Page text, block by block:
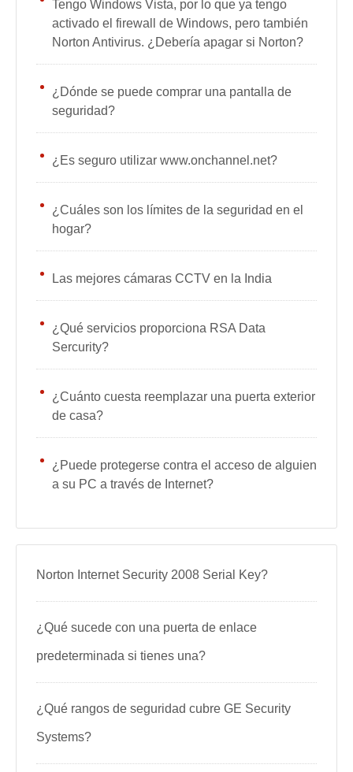
Tengo Windows Vista, por lo que ya tengo
activado el firewall de Windows, pero también
Norton Antivirus. ¿Debería apagar si Norton?
¿Dónde se puede comprar una pantalla de
seguridad?
¿Es seguro utilizar www.onchannel.net?
¿Cuáles son los límites de la seguridad en el
hogar?
Las mejores cámaras CCTV en la India
¿Qué servicios proporciona RSA Data
Sercurity?
¿Cuánto cuesta reemplazar una puerta exterior
de casa?
¿Puede protegerse contra el acceso de alguien
a su PC a través de Internet?
Norton Internet Security 2008 Serial Key?
¿Qué sucede con una puerta de enlace
predeterminada si tienes una?
¿Qué rangos de seguridad cubre GE Security
Systems?